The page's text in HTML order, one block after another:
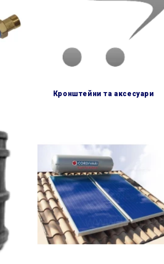
кронштейни та аксесуари